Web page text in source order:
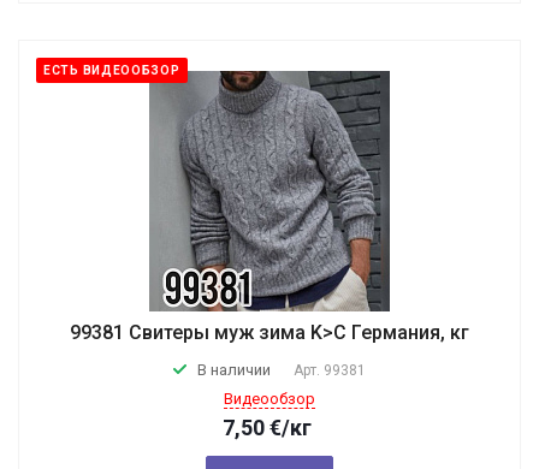
ЕСТЬ ВИДЕООБЗОР
99381 Свитеры муж зима K>C Германия, кг
В наличии Арт. 99381
Видеообзор
7,50€/кг